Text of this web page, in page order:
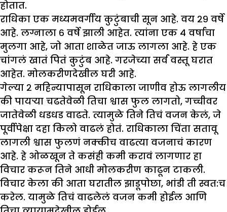
होतात.
राधिका एक मध्यमवर्गीय कुटुंबाची सून आहे. वय २९ वर्षे
आहे. लग्नाला ६ वर्षे झाली आहेत. त्यांना एक ४ वर्षाचा
मुलगा आहे, जो आता शाळेत जाऊ लागला आहे. हे एक
चांगलं खातं पितं कुटुंब आहे. गरजेच्या सर्व वस्तू घरात
आहेत. मोलकरीणदेखील घरी आहे.
गेल्या २ महिन्यापासून राधिकाला जाणीव होऊ लागलीय
की पायऱ्या चढतेवेळी तिचा श्वास फुल लागतो, गच्चीवर
जातेवेळी धडधड वाढते. त्यामुळे तिने तिचं वजन केलं, जे
पूर्वीपेक्षा दहा किलो वाढलं होतं. राधिकाला चिंता सतावू
लागली श्वास फुलणं नक्कीच वाढत्या वजनाचं कारण
आहे. हे ओळखून ते कसंही कमी करावं लागणार हा
विचार करून तिने आधी मोलकरीण काढून टाकली.
विचार केला की आता घरातील झाडूपोछा, भांडी ती स्वत:च
करेल. यामुळे तिचं वाढलेलं वजन कमी होईल आणि